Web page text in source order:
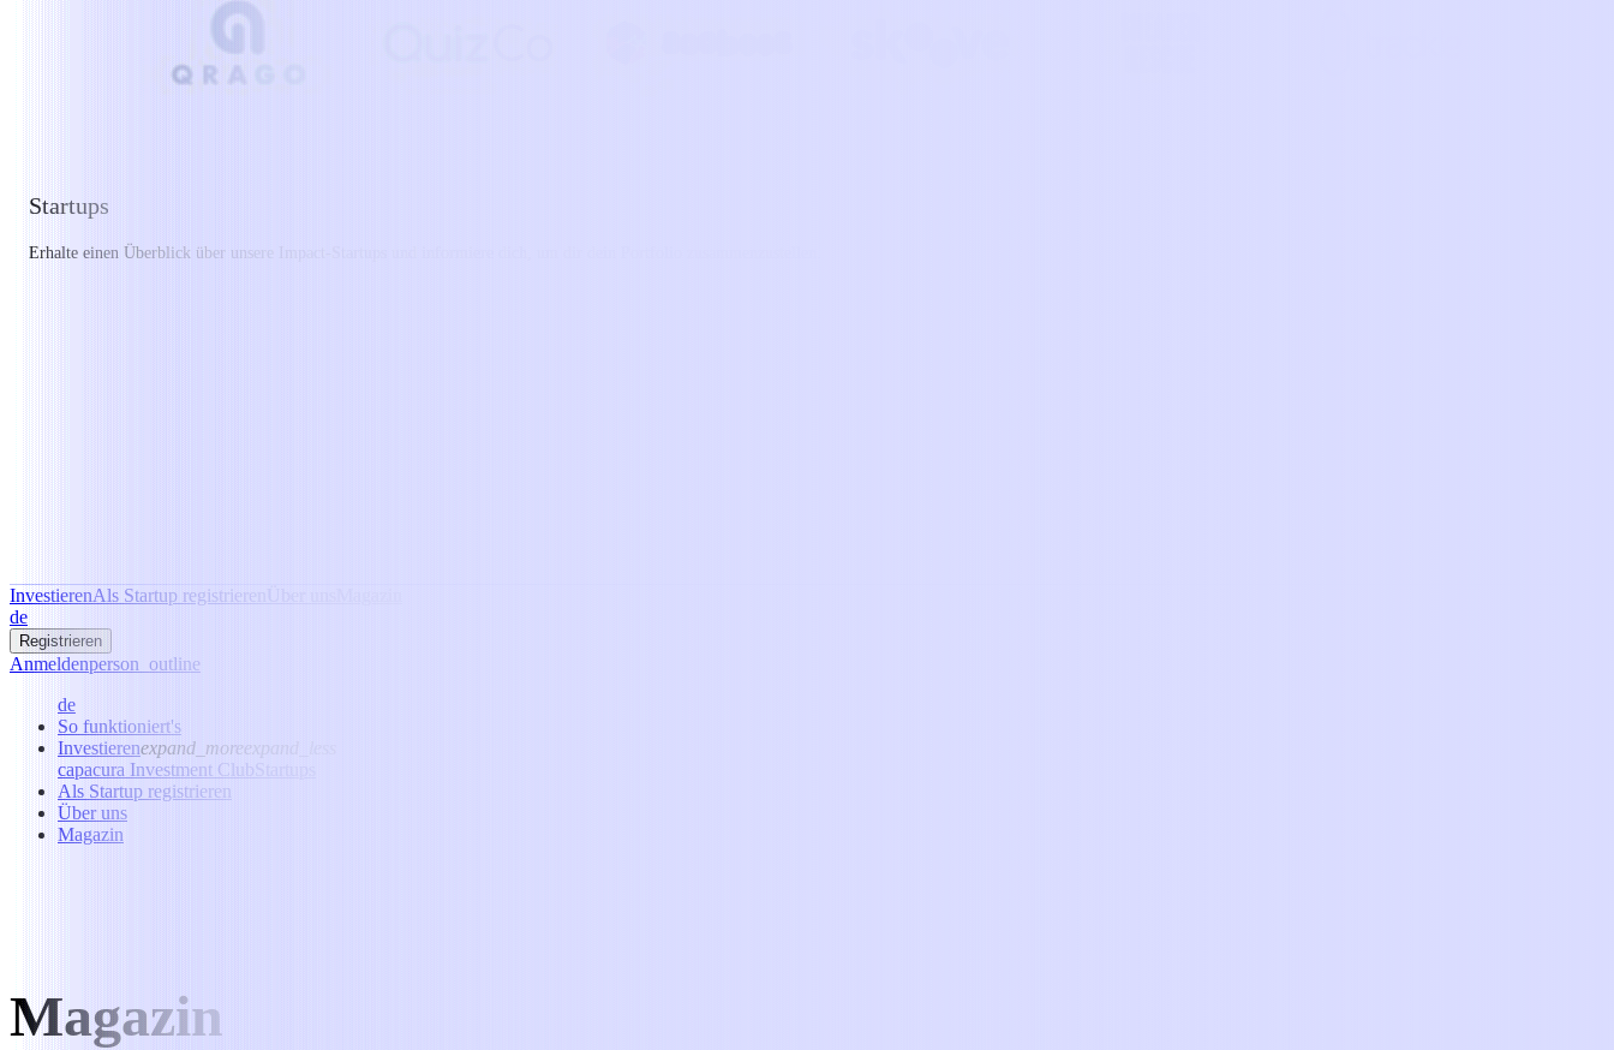
Startups
Erhalte einen Überblick über unsere Impact-Startups und informiere dich, um dir dein Portfolio zusammenzustellen.
InvestierenAls Startup registrieren
de
Registrieren
Anmeldenperson_outline
de
So funktioniert's
Investierenexpand_moreexpand_less
capacura Investment ClubStartups
Als Startup registrieren
Über uns
Magazin
Magazin